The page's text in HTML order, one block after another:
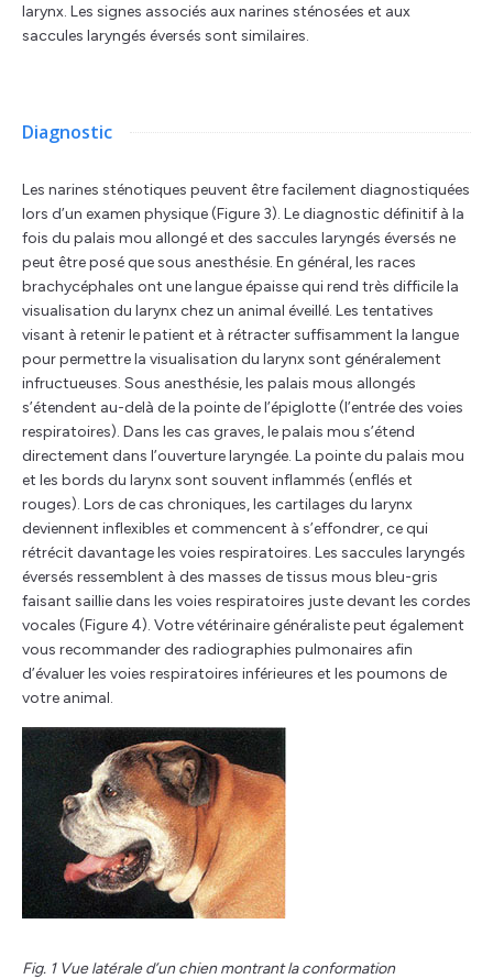
larynx. Les signes associés aux narines sténosées et aux
saccules laryngés éversés sont similaires.
Diagnostic
Les narines sténotiques peuvent être facilement diagnostiquées
lors d’un examen physique (Figure 3). Le diagnostic définitif à la
fois du palais mou allongé et des saccules laryngés éversés ne
peut être posé que sous anesthésie. En général, les races
brachycéphales ont une langue épaisse qui rend très difficile la
visualisation du larynx chez un animal éveillé. Les tentatives
visant à retenir le patient et à rétracter suffisamment la langue
pour permettre la visualisation du larynx sont généralement
infructueuses. Sous anesthésie, les palais mous allongés
s’étendent au-delà de la pointe de l’épiglotte (l’entrée des voies
respiratoires). Dans les cas graves, le palais mou s’étend
directement dans l’ouverture laryngée. La pointe du palais mou
et les bords du larynx sont souvent inflammés (enflés et
rouges). Lors de cas chroniques, les cartilages du larynx
deviennent inflexibles et commencent à s’effondrer, ce qui
rétrécit davantage les voies respiratoires. Les saccules laryngés
éversés ressemblent à des masses de tissus mous bleu-gris
faisant saillie dans les voies respiratoires juste devant les cordes
vocales (Figure 4). Votre vétérinaire généraliste peut également
vous recommander des radiographies pulmonaires afin
d’évaluer les voies respiratoires inférieures et les poumons de
votre animal.
Fig. 1 Vue latérale d’un chien montrant la conformation